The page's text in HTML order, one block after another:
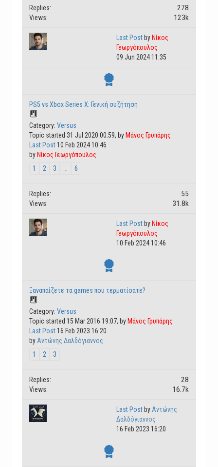
Replies: 278
Views: 123k
Last Post by Νίκος
Γεωργόπουλος
09 Jun 2024 11:35
PS5 vs Xbox Series X: Γενική συζήτηση
Category: Versus
Topic started 31 Jul 2020 00:59, by Μάνος Γρυπάρης
Last Post10 Feb 2024 10:46
by Νίκος Γεωργόπουλος
1 2 3 ... 6
Replies: 55
Views: 31.8k
Last Post by Νίκος
Γεωργόπουλος
10 Feb 2024 10:46
Ξαναπαίζετε τα games που τερματίσατε?
Category: Versus
Topic started 15 Mar 2016 19:07, by Μάνος Γρυπάρης
Last Post16 Feb 2023 16:20
by Αντώνης Δαλδόγιαννος
1 2 3
Replies: 28
Views: 16.7k
Last Post by Αντώνης
Δαλδόγιαννος
16 Feb 2023 16:20